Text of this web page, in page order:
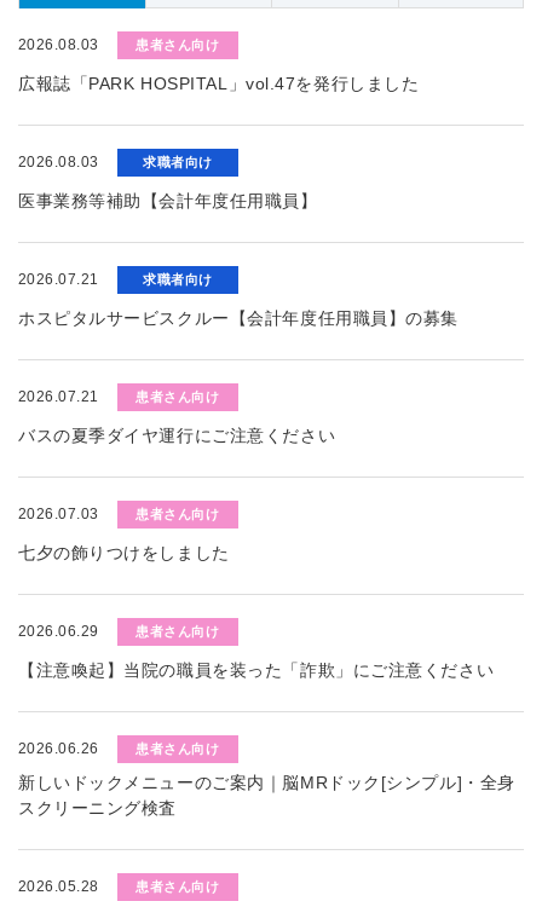
2026.08.03 患者さん向け
広報誌「PARK HOSPITAL」vol.47を発行しました
2026.08.03 求職者向け
医事業務等補助【会計年度任用職員】
2026.07.21 求職者向け
ホスピタルサービスクルー【会計年度任用職員】の募集
2026.07.21 患者さん向け
バスの夏季ダイヤ運行にご注意ください
2026.07.03 患者さん向け
七夕の飾りつけをしました
2026.06.29 患者さん向け
【注意喚起】当院の職員を装った「詐欺」にご注意ください
2026.06.26 患者さん向け
新しいドックメニューのご案内｜脳MRドック[シンプル]・全身
スクリーニング検査
2026.05.28 患者さん向け